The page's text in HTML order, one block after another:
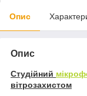
Опис
Опис
Студійний
вітрозахистом